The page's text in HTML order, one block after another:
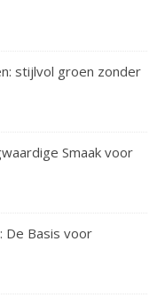
stijlvol groen zonder
Smaak voor
De Basis voor